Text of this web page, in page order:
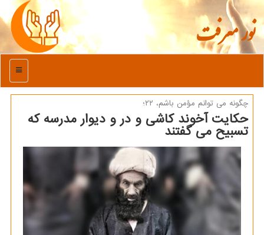
نور معرفت
منو
چگونه می توانم مؤمن باشم، ۲۲؛
حکایت آخوند کاشی و در و دیوار مدرسه که
تسبیح می گفتند